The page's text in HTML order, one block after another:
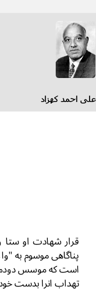
علی احمد کهزاد
قرار شهادت او ستا
پناگاهی موسوم به
است که موسس
تهداب انرا بدست